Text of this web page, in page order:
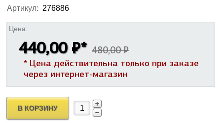
Артикул: 276886
Цена:
440,00 ₽* 480,00 ₽
* Цена действительна только при заказе
через интернет-магазин
В КОРЗИНУ